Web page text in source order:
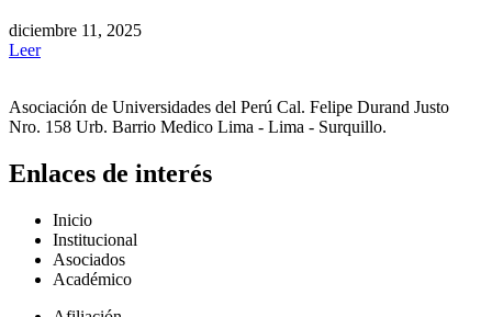
diciembre 11, 2025
Leer
Asociación de Universidades del Perú Cal. Felipe Durand Justo
Nro. 158 Urb. Barrio Medico Lima - Lima - Surquillo.
Enlaces de interés
Inicio
Institucional
Asociados
Académico